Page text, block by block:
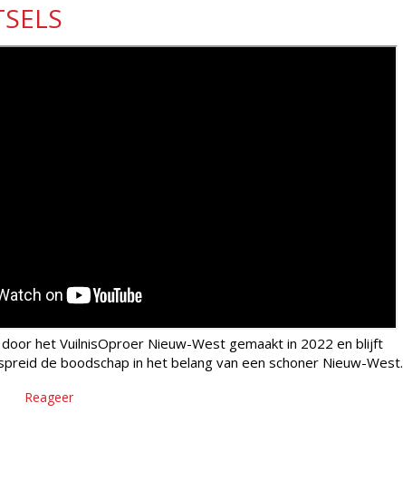
het VuilnisOproer Nieuw-West gemaakt in 2022 en blijft
de boodschap in het belang van een schoner Nieuw-West.
Reageer